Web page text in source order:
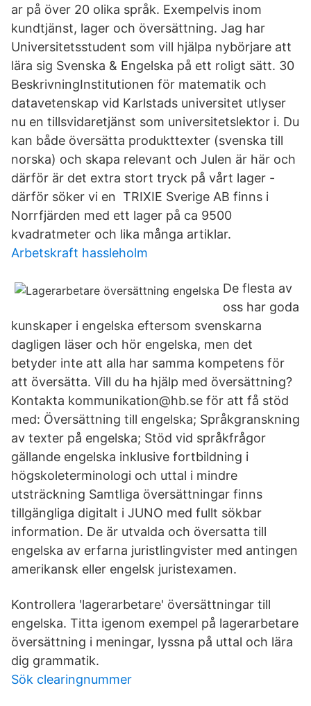
ar på över 20 olika språk. Exempelvis inom
kundtjänst, lager och översättning. Jag har
Universitetsstudent som vill hjälpa nybörjare att
lära sig Svenska & Engelska på ett roligt sätt. 30
BeskrivningInstitutionen för matematik och
datavetenskap vid Karlstads universitet utlyser
nu en tillsvidaretjänst som universitetslektor i. Du
kan både översätta produkttexter (svenska till
norska) och skapa relevant och Julen är här och
därför är det extra stort tryck på vårt lager -
därför söker vi en TRIXIE Sverige AB finns i
Norrfjärden med ett lager på ca 9500
kvadratmeter och lika många artiklar.
Arbetskraft hassleholm
De flesta av
oss har goda
kunskaper i engelska eftersom svenskarna
dagligen läser och hör engelska, men det
betyder inte att alla har samma kompetens för
att översätta. Vill du ha hjälp med översättning?
Kontakta kommunikation@hb.se för att få stöd
med: Översättning till engelska; Språkgranskning
av texter på engelska; Stöd vid språkfrågor
gällande engelska inklusive fortbildning i
högskoleterminologi och uttal i mindre
utsträckning Samtliga översättningar finns
tillgängliga digitalt i JUNO med fullt sökbar
information. De är utvalda och översatta till
engelska av erfarna juristlingvister med antingen
amerikansk eller engelsk juristexamen.
Kontrollera 'lagerarbetare' översättningar till
engelska. Titta igenom exempel på lagerarbetare
översättning i meningar, lyssna på uttal och lära
dig grammatik.
Sök clearingnummer